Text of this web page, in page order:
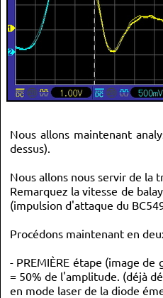
Nous allons maintenant
dessus).
Nous allons nous servir de la
Remarquez la vitesse de
(impulsion d'attaque du
Procédons maintenant en
- PREMIÈRE étape (image
= 50% de l'amplitude. (déjà
en mode laser de la diode